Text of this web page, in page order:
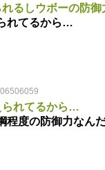
るしウボーの防
れてるから…
られてるから…
程度の防御力なん